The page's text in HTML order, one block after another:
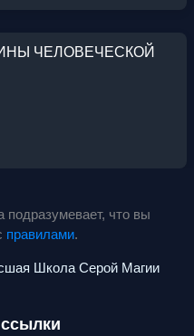
ЧЕЛОВЕЧЕСКОЙ
подразумевает, что вы
правилами.
Школа Серой Магии